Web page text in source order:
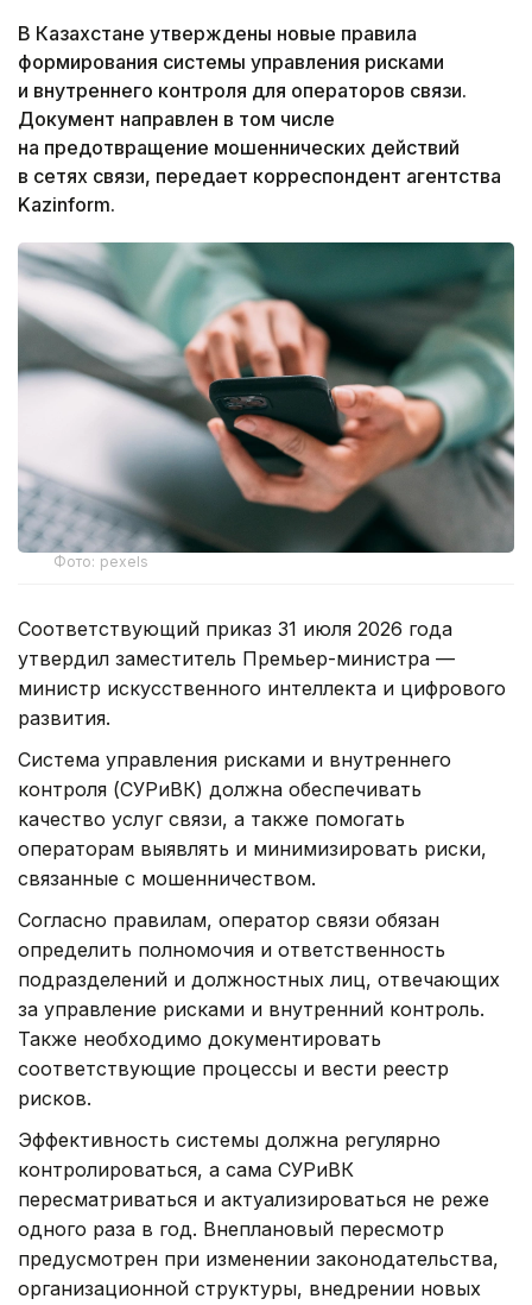
В Казахстане утверждены новые правила
формирования системы управления рисками
и внутреннего контроля для операторов связи.
Документ направлен в том числе
на предотвращение мошеннических действий
в сетях связи, передает корреспондент агентства
Kazinform.
Фото: pexels
Соответствующий приказ 31 июля 2026 года
утвердил заместитель Премьер-министра —
министр искусственного интеллекта и цифрового
развития.
Система управления рисками и внутреннего
контроля (СУРиВК) должна обеспечивать
качество услуг связи, а также помогать
операторам выявлять и минимизировать риски,
связанные с мошенничеством.
Согласно правилам, оператор связи обязан
определить полномочия и ответственность
подразделений и должностных лиц, отвечающих
за управление рисками и внутренний контроль.
Также необходимо документировать
соответствующие процессы и вести реестр
рисков.
Эффективность системы должна регулярно
контролироваться, а сама СУРиВК
пересматриваться и актуализироваться не реже
одного раза в год. Внеплановый пересмотр
предусмотрен при изменении законодательства,
организационной структуры, внедрении новых